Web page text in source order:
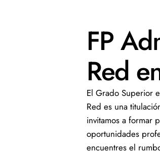
FP
Red
El Grado Superior
Red es una
invitamos a formar
oportunidades
encuentres el